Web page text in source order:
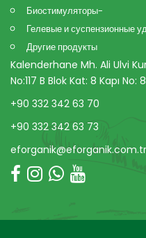
Биостимуляторы-
Гелевые и суспензионные
Другие продукты
Kalenderhane Mh. Ali Ulvi
No:117 B Blok Kat: 8 Kapı
+90 332 342 63 70
+90 332 342 63 73
eforganik@eforganik.com.tr